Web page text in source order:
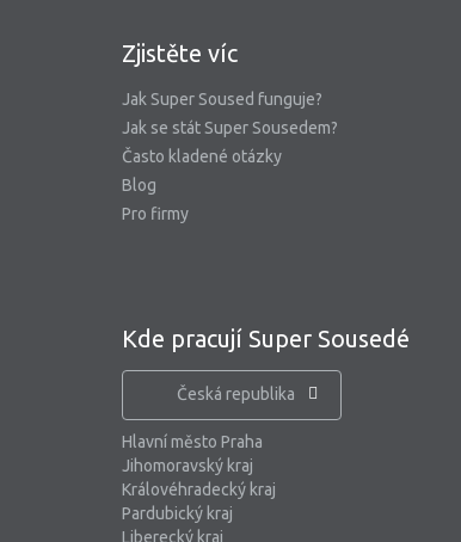
Zjistěte víc
Jak Super Soused funguje?
Jak se stát Super Sousedem?
Často kladené otázky
Blog
Pro firmy
Kde pracují Super Sousedé
Česká republika
Hlavní město Praha
Jihomoravský kraj
Královéhradecký kraj
Pardubický kraj
Liberecký kraj